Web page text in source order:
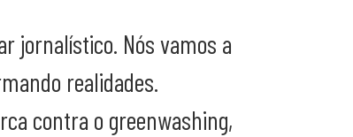
jornalístico. Nós vamos a
realidades.
contra o greenwashing,